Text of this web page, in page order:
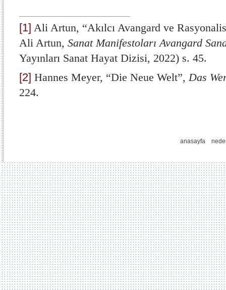
[1] Ali Artun, “Akılcı Avangard ve
Ali Artun, Sanat Manifestoları Avangard
Yayınları Sanat Hayat Dizisi, 2022) s. 45.
[2] Hannes Meyer, “Die Neue Welt”, Das
224.
anasayfa